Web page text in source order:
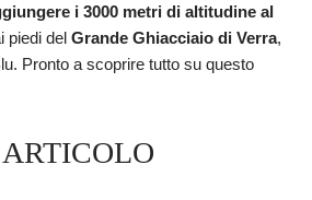
i 3000 metri di altitudine al
piedi del Grande Ghiacciaio di Verra,
Pronto a scoprire tutto su questo